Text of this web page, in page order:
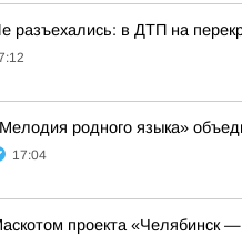
разъехались: в ДТП на
родного языка»
17:04
проекта «Челябинск